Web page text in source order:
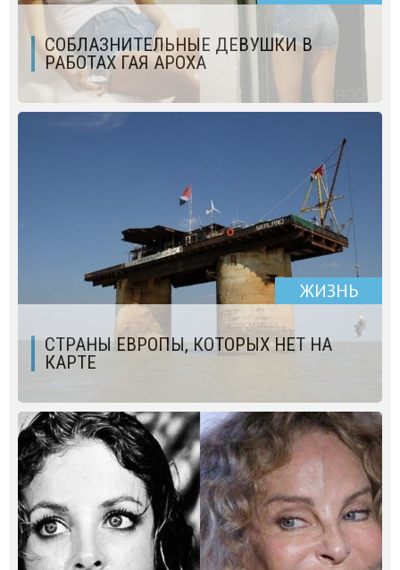
СОБЛАЗНИТЕЛЬНЫЕ ДЕВУШКИ В
РАБОТАХ ГАЯ АРОХА
ЖИЗНЬ
СТРАНЫ ЕВРОПЫ, КОТОРЫХ НЕТ НА
КАРТЕ